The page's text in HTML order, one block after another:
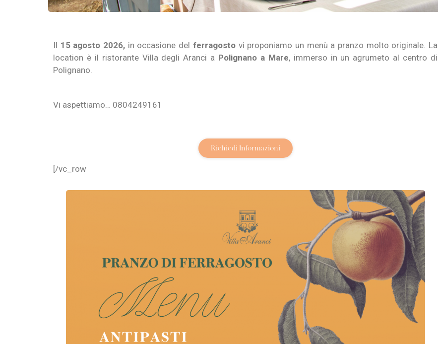
Il 15 agosto 2026, in occasione del ferragostovi proponiamo un menù a pranzo molto originale. La
location è il ristorante Villa degli Aranci a Polignano a Mare, immerso in un agrumeto al centro di
Polignano.
Vi aspettiamo… 0804249161
Richiedi Informazioni
[/vc_row